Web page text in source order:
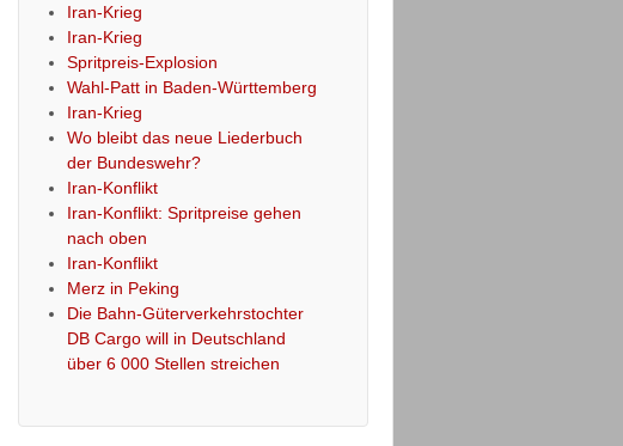
Iran-Krieg
Iran-Krieg
Spritpreis-Explosion
Wahl-Patt in Baden-Württemberg
Iran-Krieg
Wo bleibt das neue Liederbuch
der Bundeswehr?
Iran-Konflikt
Iran-Konflikt: Spritpreise gehen
nach oben
Iran-Konflikt
Merz in Peking
Die Bahn-Güterverkehrstochter
DB Cargo will in Deutschland
über 6 000 Stellen streichen